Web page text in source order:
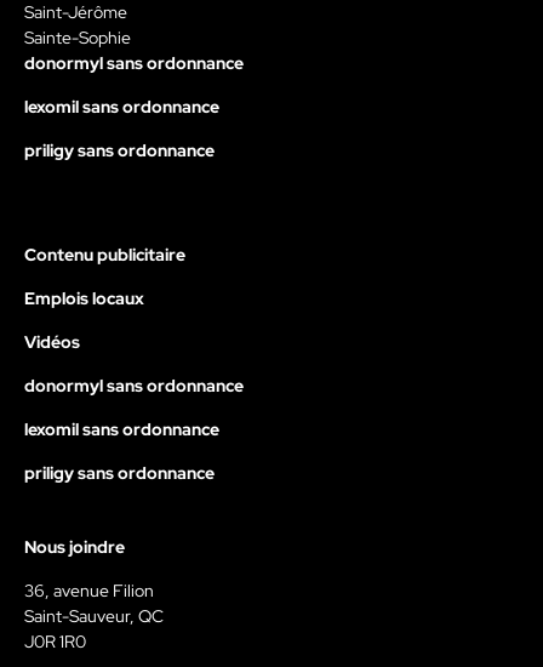
Saint-Jérôme
Sainte-Sophie
donormyl sans ordonnance
lexomil sans ordonnance
priligy sans ordonnance
Contenu publicitaire
Emplois locaux
Vidéos
donormyl sans ordonnance
lexomil sans ordonnance
priligy sans ordonnance
Nous joindre
36, avenue Filion
Saint-Sauveur, QC
J0R 1R0